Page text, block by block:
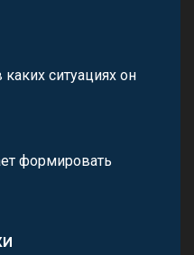
ситуациях он
формировать